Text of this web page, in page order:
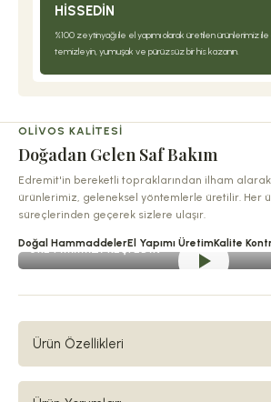
HISSEDIN
%100 zeytinyağı ile el yapımı olarak üretilen ürünlerimiz
temizleyin, yumuşak ve pürüzsüz bir his kazanın.
OLIVOS KALITESI
Doğadan Gelen Saf Bakım
Edremit'in bereketli topraklarından ilham
ürünlerimiz, geleneksel yöntemlerle üretilir. Her
süreçlerinden geçerek sizlere ulaşır.
Doğal HammaddelerEl Yapımı ÜretimKalite
ÜRETIMIMIZI KEŞFEDIN
Ürün Özellikleri
Edremit’in %100 saflıktaki